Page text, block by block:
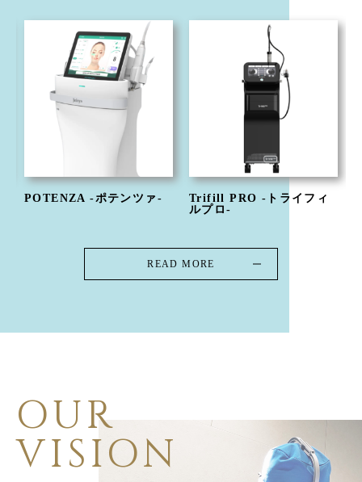
Trifill PRO -トライフィ
Dermapen4 -ダーマペン
４-
READ MORE
OUR
VISION